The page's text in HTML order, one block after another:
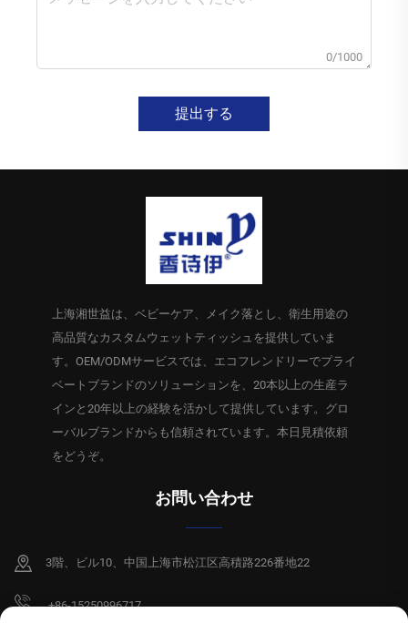
0/1000
提出する
上海湘世益は、ベビーケア、メイク落とし、衛生用途の
高品質なカスタムウェットティッシュを提供していま
す。OEM/ODMサービスでは、エコフレンドリーでプライ
ベートブランドのソリューションを、20本以上の生産ラ
インと20年以上の経験を活かして提供しています。グロ
ーバルブランドからも信頼されています。本日見積依頼
をどうぞ。
お問い合わせ
3階、ビル10、中国上海市松江区高積路226番地22
+86-15250996717